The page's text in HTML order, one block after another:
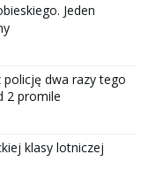
Jeden
dwa razy tego
2 promile
klasy lotniczej